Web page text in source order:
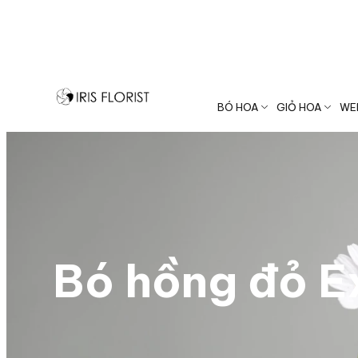
BÓ HOA GIỎ HOA
Bó hồng đỏ